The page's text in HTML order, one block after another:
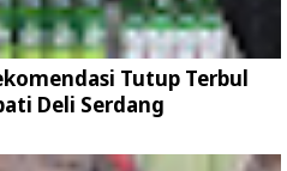
Tutup Terbul
Deli Serdang